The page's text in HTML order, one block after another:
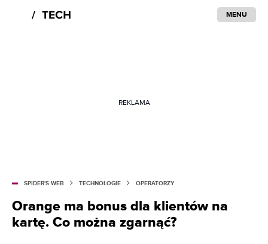
MENU
REKLAMA
SPIDER'S WEB TECHNOLOGIE OPERATORZY
Orange ma bonus dla klientów na
kartę. Co można zgarnąć?